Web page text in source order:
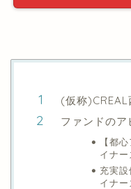
(仮称
ファンドのア
【都
イナー
充実
イナ